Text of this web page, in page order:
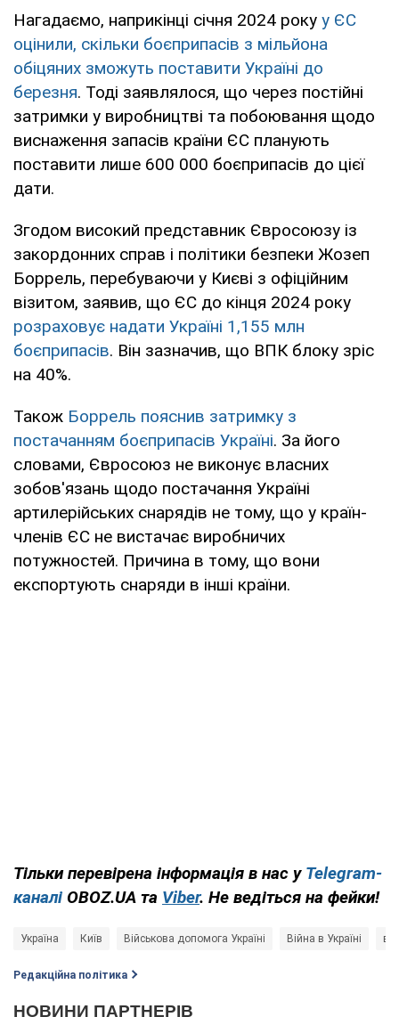
Нагадаємо, наприкінці січня 2024 року у ЄС
оцінили, скільки боєприпасів з мільйона
обіцяних зможуть поставити Україні до
березня. Тоді заявлялося, що через постійні
затримки у виробництві та побоювання щодо
виснаження запасів країни ЄС планують
поставити лише 600 000 боєприпасів до цієї
дати.
Згодом високий представник Євросоюзу із
закордонних справ і політики безпеки Жозеп
Боррель, перебуваючи у Києві з офіційним
візитом, заявив, що ЄС до кінця 2024 року
розраховує надати Україні 1,155 млн
боєприпасів. Він зазначив, що ВПК блоку зріс
на 40%.
Також Боррель пояснив затримку з
постачанням боєприпасів Україні. За його
словами, Євросоюз не виконує власних
зобов'язань щодо постачання Україні
артилерійських снарядів не тому, що у країн-
членів ЄС не вистачає виробничих
потужностей. Причина в тому, що вони
експортують снаряди в інші країни.
Тільки перевірена інформація в нас у Telegram-
каналі OBOZ.UA та Viber. Не ведіться на фейки!
Україна Київ Військова допомога Україні Війна в Україні
Редакційна політика